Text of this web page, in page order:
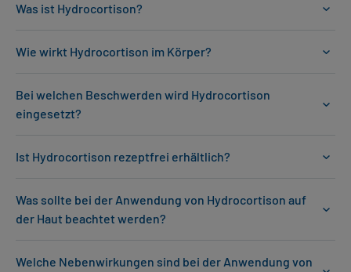
Was ist Hydrocortison?
Wie wirkt Hydrocortison im Körper?
Bei welchen Beschwerden wird Hydrocortison
eingesetzt?
Ist Hydrocortison rezeptfrei erhältlich?
Was sollte bei der Anwendung von Hydrocortison auf
der Haut beachtet werden?
Welche Nebenwirkungen sind bei der Anwendung von